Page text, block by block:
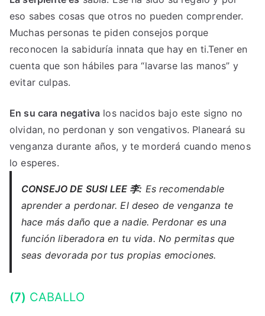
eso sabes cosas que otros no pueden comprender.
Muchas personas te piden consejos porque
reconocen la sabiduría innata que hay en ti.Tener en
cuenta que son hábiles para “lavarse las manos” y
evitar culpas.
En su cara negativa los nacidos bajo este signo no
olvidan, no perdonan y son vengativos. Planeará su
venganza durante años, y te morderá cuando menos
lo esperes.
CONSEJO DE SUSI LEE 李: Es recomendable
aprender a perdonar. El deseo de venganza te
hace más daño que a nadie. Perdonar es una
función liberadora en tu vida. No permitas que
seas devorada por tus propias emociones.
(7) CABALLO